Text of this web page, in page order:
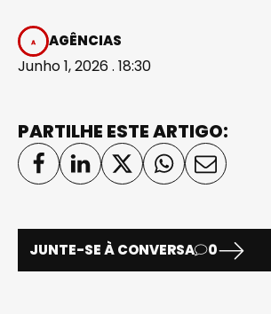
AGÊNCIAS
Junho 1, 2026 . 18:30
PARTILHE ESTE ARTIGO:
JUNTE-SE À CONVERSA 0